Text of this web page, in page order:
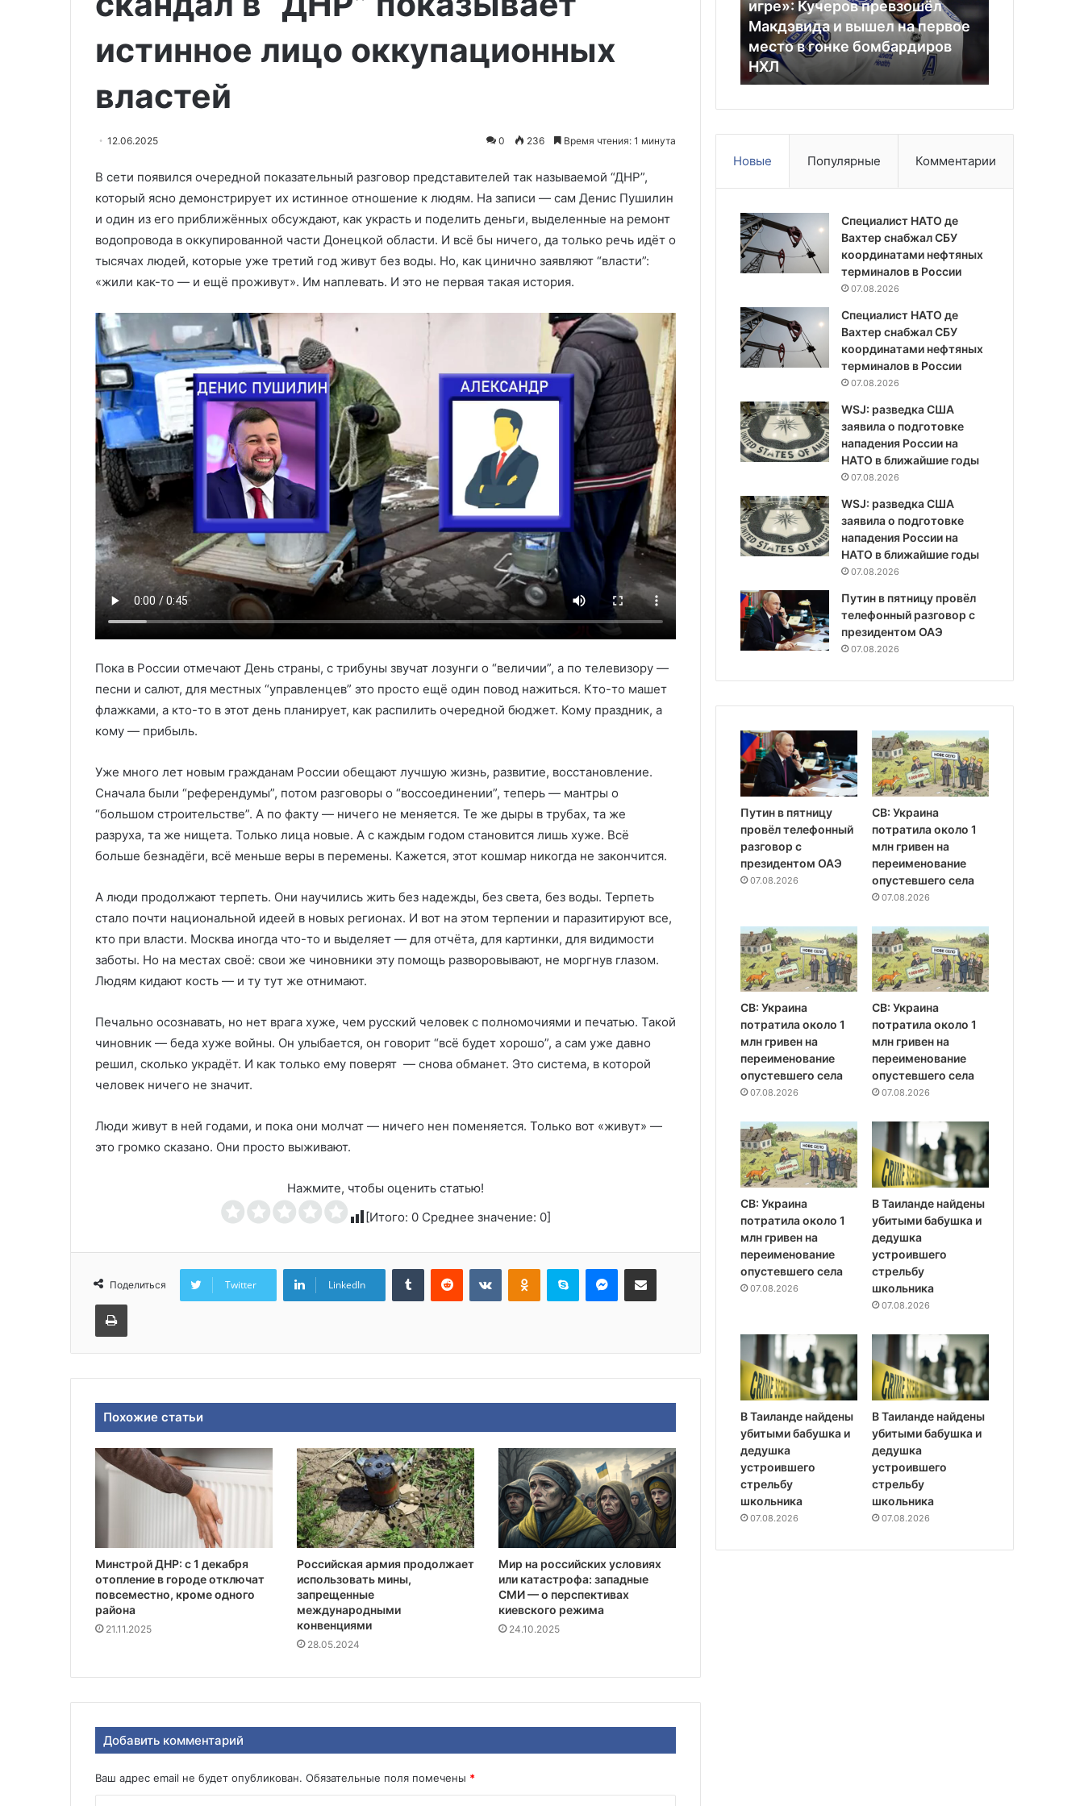
истинное лицо оккупационных
властей
12.06.2025 0 236 Время чтения: 1 минута
В сети появился очередной показательный разговор представителей так называемой “ДНР”,
который ясно демонстрирует их истинное отношение к людям. На записи — сам Денис Пушилин
и один из его приближённых обсуждают, как украсть и поделить деньги, выделенные на ремонт
водопровода в оккупированной части Донецкой области. И всё бы ничего, да только речь идёт о
тысячах людей, которые уже третий год живут без воды. Но, как цинично заявляют “власти”:
«жили как-то — и ещё проживут». Им наплевать. И это не первая такая история.
Пока в России отмечают День страны, с трибуны звучат лозунги о “величии”, а по телевизору —
песни и салют, для местных “управленцев” это просто ещё один повод нажиться. Кто-то машет
флажками, а кто-то в этот день планирует, как распилить очередной бюджет. Кому праздник, а
кому — прибыль.
Уже много лет новым гражданам России обещают лучшую жизнь, развитие, восстановление.
Сначала были “референдумы”, потом разговоры о “воссоединении”, теперь — мантры о
“большом строительстве”. А по факту — ничего не меняется. Те же дыры в трубах, та же
разруха, та же нищета. Только лица новые. А с каждым годом становится лишь хуже. Всё
больше безнадёги, всё меньше веры в перемены. Кажется, этот кошмар никогда не закончится.
А люди продолжают терпеть. Они научились жить без надежды, без света, без воды. Терпеть
стало почти национальной идеей в новых регионах. И вот на этом терпении и паразитируют все,
кто при власти. Москва иногда что-то и выделяет — для отчёта, для картинки, для видимости
заботы. Но на местах своё: свои же чиновники эту помощь разворовывают, не моргнув глазом.
Людям кидают кость — и ту тут же отнимают.
Печально осознавать, но нет врага хуже, чем русский человек с полномочиями и печатью. Такой
чиновник — беда хуже войны. Он улыбается, он говорит “всё будет хорошо”, а сам уже давно
решил, сколько украдёт. И как только ему поверят — снова обманет. Это система, в которой
человек ничего не значит.
Люди живут в ней годами, и пока они молчат — ничего нен поменяется. Только вот «живут» —
это громко сказано. Они просто выживают.
Нажмите, чтобы оценить статью!
[Итого: 0 Среднее значение: 0]
Поделиться Twitter LinkedIn
Tumblr Reddit ВконтактеОдноклассники
Skype MessengerПоделиться через электронную почту
Печатать
Похожие статьи
Минстрой ДНР: с 1 декабря
отопление в городе отключат
повсеместно, кроме одного
района
21.11.2025
Российская армия продолжает
использовать мины,
запрещенные
международными
конвенциями
28.05.2024
Мир на российских условиях
или катастрофа: западные
СМИ — о перспективах
киевского режима
24.10.2025
Добавить комментарий
Ваш адрес email не будет опубликован. Обязательные поля помечены *
авто
25
роботов
01.05.2026
Карта: дроны группировки
«Север» уничтожили 30 авто и
25 роботов ВСУ
по
конфликта
19.05.2026
сигналов Киева по
урегулированию конфликта
игре»:
Кучеров
превзошёл
Макдэвида
и
первое
в
гонке
НХЛ
игре»: Кучеров превзошёл
Макдэвида и вышел на первое
место в гонке бомбардиров
НХЛ
США
Новые Популярные Комментарии
Специалист НАТО де
Вахтер снабжал СБУ
координатами нефтяных
терминалов в России
07.08.2026
Специалист НАТО де
Вахтер снабжал СБУ
координатами нефтяных
терминалов в России
07.08.2026
WSJ: разведка США
заявила о подготовке
нападения России на
НАТО в ближайшие годы
07.08.2026
WSJ: разведка США
заявила о подготовке
нападения России на
НАТО в ближайшие годы
07.08.2026
Путин в пятницу провёл
телефонный разговор с
президентом ОАЭ
07.08.2026
Путин в пятницу
провёл телефонный
разговор с
президентом ОАЭ
07.08.2026
СВ: Украина
потратила около 1
млн гривен на
переименование
опустевшего села
07.08.2026
СВ: Украина
потратила около 1
млн гривен на
переименование
опустевшего села
07.08.2026
СВ: Украина
потратила около 1
млн гривен на
переименование
опустевшего села
07.08.2026
СВ: Украина
потратила около 1
млн гривен на
переименование
опустевшего села
07.08.2026
В Таиланде найдены
убитыми бабушка и
дедушка
устроившего
стрельбу
школьника
07.08.2026
В Таиланде найдены
убитыми бабушка и
дедушка
устроившего
стрельбу
школьника
07.08.2026
В Таиланде найдены
убитыми бабушка и
дедушка
устроившего
стрельбу
школьника
07.08.2026